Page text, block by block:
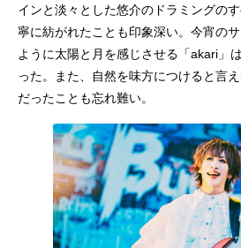
インと淡々とした悠介のドラミングの
寧に紡がれたことも印象深い。今宵の
ように太陽と月を感じさせる「akari」
った。また、自然を味方につけると言
だったことも忘れ難い。